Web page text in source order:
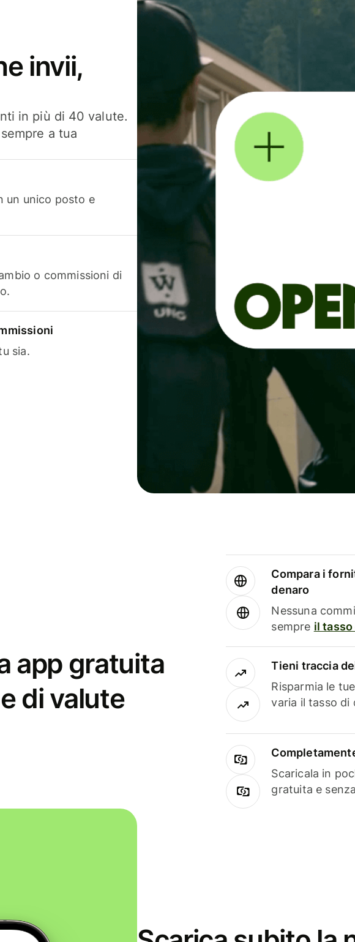
invii,
in più di 40 valute.
a tua
un unico posto e
o commissioni di
sia.
app gratuita
di valute
Compara i
denaro
Nessuna
sempre il
Tieni traccia
Risparmia le
varia il tasso di
Scaricala in
gratuita e